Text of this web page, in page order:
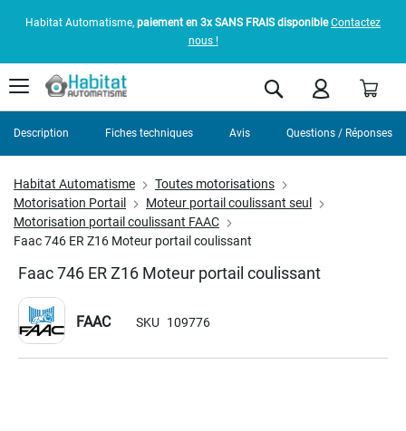
Habitat Automatisme, paiement en 3x SANS FRAIS disponible Contactez
nous !
Rechercher
Habitat Automatisme
Toutes motorisations
Motorisation Portail
Moteur portail coulissant seul
Motorisation portail coulissant FAAC
Faac 746 ER Z16 Moteur portail coulissant
Faac 746 ER Z16 Moteur portail coulissant
FAAC SKU 109776
Description Fiches techniques Avis Questions / Réponses